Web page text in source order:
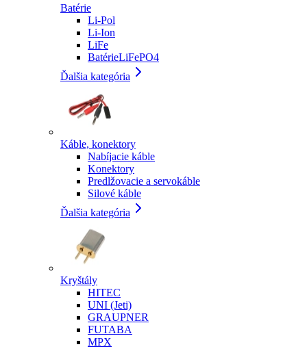
Batérie
Li-Pol
Li-Ion
LiFe
BatérieLiFePO4
Ďalšia kategória
Káble, konektory
Nabíjacie káble
Konektory
Predlžovacie a servokáble
Silové káble
Ďalšia kategória
Kryštály
HITEC
UNI (Jeti)
GRAUPNER
FUTABA
MPX